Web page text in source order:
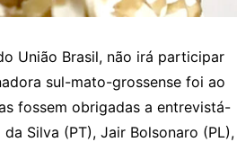
União Brasil, não irá participar
sul-mato-grossense foi ao
fossem obrigadas a entrevistá-
Silva (PT), Jair Bolsonaro (PL),